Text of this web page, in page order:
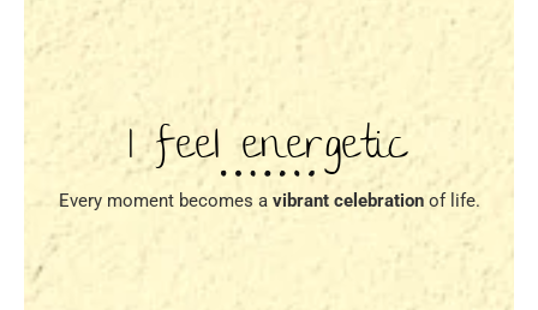
I feel energetic
Every moment becomes a vibrant celebrationof life.